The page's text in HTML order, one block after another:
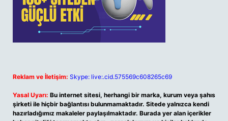
Reklam ve İletişim: Skype: live:.cid.575569c608265c69
Yasal Uyarı: Bu internet sitesi, herhangi bir marka, kurum veya şahıs
şirketi ile hiçbir bağlantısı bulunmamaktadır. Sitede yalnızca kendi
hazırladığımız makaleler paylaşılmaktadır. Burada yer alan içerikler